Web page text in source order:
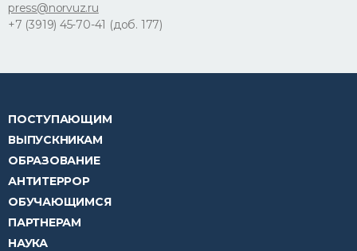
press@norvuz.ru
+7 (3919) 45-70-41 (доб. 177)
ПОСТУПАЮЩИМ
ВЫПУСКНИКАМ
ОБРАЗОВАНИЕ
АНТИТЕРРОР
ОБУЧАЮЩИМСЯ
ПАРТНЕРАМ
НАУКА